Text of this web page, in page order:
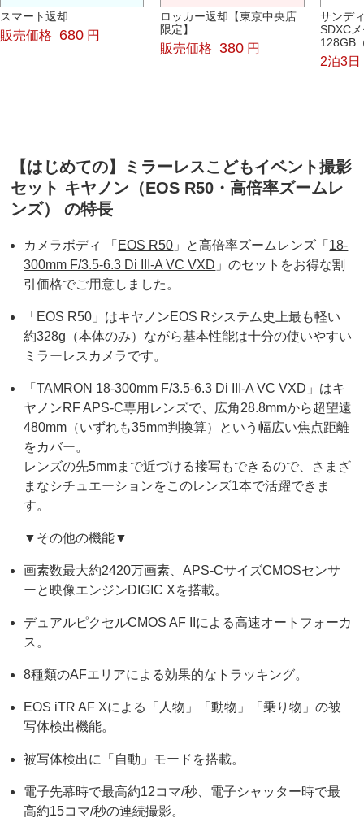
スマート返却
販売価格 680 円
ロッカー返却【東京中央店
限定】
販売価格 380 円
サンデ
SDXC
128GB
2泊3日
【はじめての】ミラーレスこどもイベント撮影
セット キヤノン（EOS R50・高倍率ズームレ
ンズ） の特長
カメラボディ 「 EOS R50 」と高倍率ズームレンズ「 18-
300mm F/3.5-6.3 Di III-A VC VXD 」のセットをお得な割
引価格でご用意しました。
「EOS R50」はキヤノンEOS Rシステム史上最も軽い
約328g（本体のみ）ながら基本性能は十分の使いやすい
ミラーレスカメラです。
「TAMRON 18-300mm F/3.5-6.3 Di III-A VC VXD」はキ
ヤノンRF APS-C専用レンズで、広角28.8mmから超望遠
480mm（いずれも35mm判換算）という幅広い焦点距離
をカバー。
レンズの先5mmまで近づける接写もできるので、さまざ
まなシチュエーションをこのレンズ1本で活躍できま
す。
▼その他の機能▼
画素数最大約2420万画素、APS-CサイズCMOSセンサ
ーと映像エンジンDIGIC Xを搭載。
デュアルピクセルCMOS AF IIによる高速オートフォーカ
ス。
8種類のAFエリアによる効果的なトラッキング。
EOS iTR AF Xによる「人物」「動物」「乗り物」の被
写体検出機能。
被写体検出に「自動」モードを搭載。
電子先幕時で最高約12コマ/秒、電子シャッター時で最
高約15コマ/秒の連続撮影。